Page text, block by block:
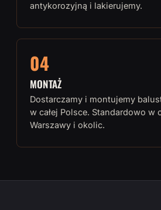
antykorozyjną i lakierujemy.
04
MONTAŻ
Dostarczamy i montujemy
w całej Polsce. Standardowo w
Warszawy i okolic.